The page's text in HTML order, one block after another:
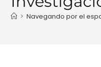
> Navegando por el